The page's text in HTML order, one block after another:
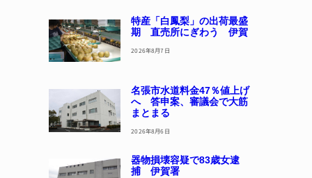
特産「白鳳梨」の出荷最盛
期 直売所にぎわう 伊賀
2026年8月7日
名張市水道料金47％値上げ
へ 答申案、審議会で大筋
まとまる
2026年8月6日
器物損壊容疑で83歳女逮
捕 伊賀署